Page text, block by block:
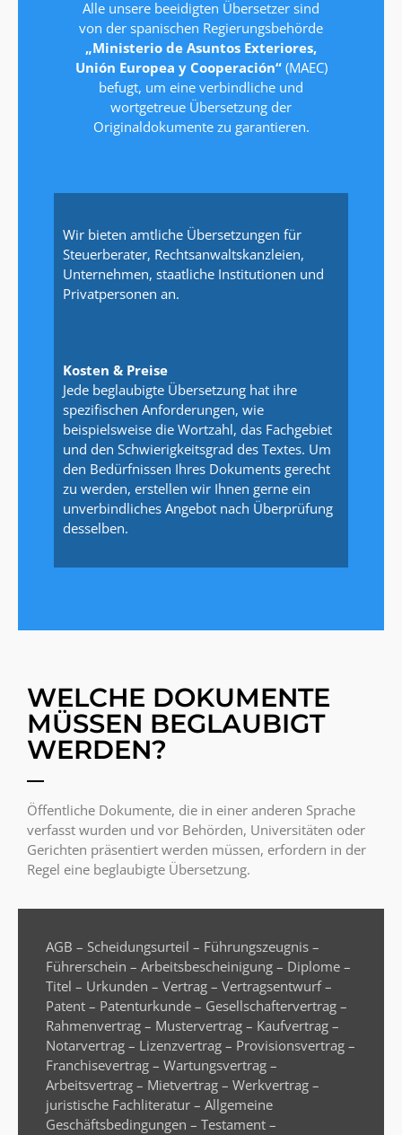
Alle unsere beeidigten Übersetzer sind
von der spanischen Regierungsbehörde
„Ministerio de Asuntos Exteriores,
Unión Europea y Cooperación“(MAEC)
befugt, um eine verbindliche und
wortgetreue Übersetzung der
Originaldokumente zu garantieren.
Wir bieten amtliche Übersetzungen für
Steuerberater, Rechtsanwaltskanzleien,
Unternehmen, staatliche Institutionen und
Privatpersonen an.
Kosten & Preise
Jede beglaubigte Übersetzung hat ihre
spezifischen Anforderungen, wie
beispielsweise die Wortzahl, das Fachgebiet
und den Schwierigkeitsgrad des Textes. Um
den Bedürfnissen Ihres Dokuments gerecht
zu werden, erstellen wir Ihnen gerne ein
unverbindliches Angebot nach Überprüfung
desselben.
WELCHE DOKUMENTE
MÜSSEN BEGLAUBIGT
WERDEN?
Öffentliche Dokumente, die in einer anderen Sprache
verfasst wurden und vor Behörden, Universitäten oder
Gerichten präsentiert werden müssen, erfordern in der
Regel eine beglaubigte Übersetzung.
AGB – Scheidungsurteil – Führungszeugnis –
Führerschein – Arbeitsbescheinigung – Diplome –
Titel – Urkunden – Vertrag – Vertragsentwurf –
Patent – Patenturkunde – Gesellschaftervertrag –
Rahmenvertrag – Mustervertrag – Kaufvertrag –
Notarvertrag – Lizenzvertrag – Provisionsvertrag –
Franchisevertrag – Wartungsvertrag –
Arbeitsvertrag – Mietvertrag – Werkvertrag –
juristische Fachliteratur – Allgemeine
Geschäftsbedingungen – Testament –